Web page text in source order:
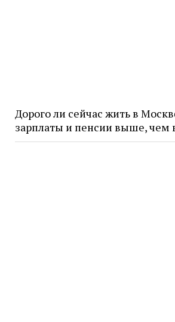
Дорого ли сейчас жить в
зарплаты и пенсии выше, чем